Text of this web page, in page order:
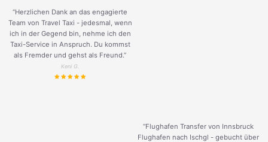
“Herzlichen Dank an das engagierte
Team von Travel Taxi - jedesmal, wenn
ich in der Gegend bin, nehme ich den
Taxi-Service in Anspruch. Du kommst
als Fremder und gehst als Freund.”
Keni G.
“Flughafen Transfer von Innsbruck
Flughafen nach Ischgl - gebucht über